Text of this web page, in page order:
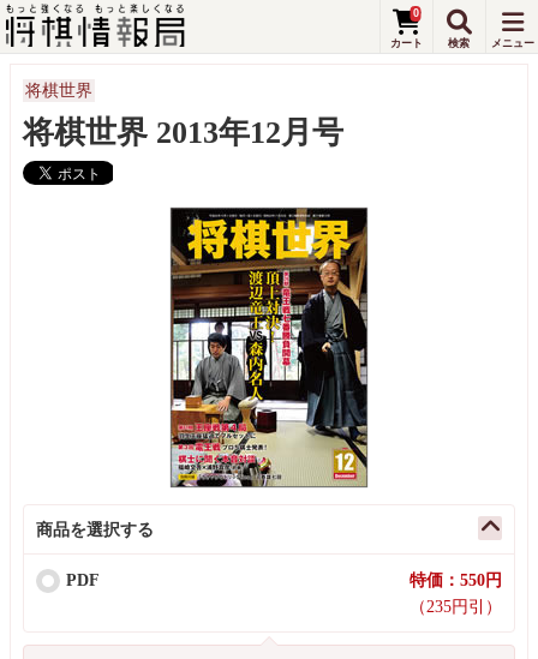
0
将棋世界
将棋世界 2013年12月号
商品を選択する
PDF
特価：550円
（235円引）